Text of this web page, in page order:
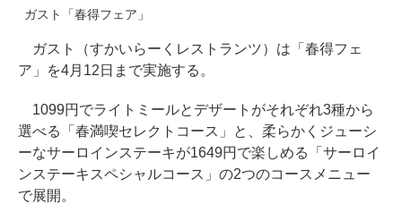
ガスト「春得フェア」
ガスト（すかいらーくレストランツ）は「春得フェ
ア」を4月12日まで実施する。
1099円でライトミールとデザートがそれぞれ3種から
選べる「春満喫セレクトコース」と、柔らかくジューシ
ーなサーロインステーキが1649円で楽しめる「サーロイ
ンステーキスペシャルコース」の2つのコースメニュー
で展開。